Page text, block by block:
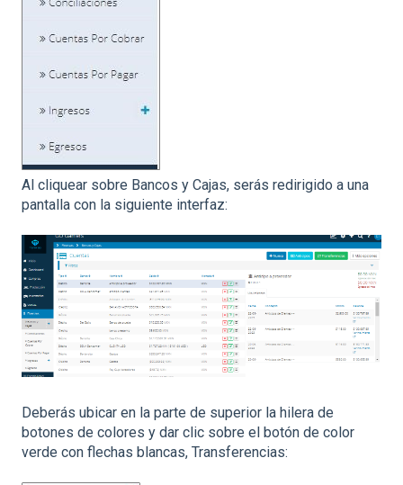
Al cliquear sobre Bancos y Cajas, serás redirigido a una
pantalla con la siguiente interfaz:
Deberás ubicar en la parte de superior la hilera de
botones de colores y dar clic sobre el botón de color
verde con flechas blancas, Transferencias: